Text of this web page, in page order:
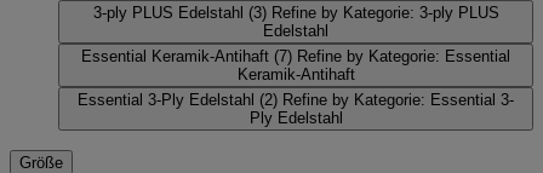
3-ply PLUS Edelstahl (3) Refine by Kategorie: 3-ply PLUS
Edelstahl
Essential Keramik-Antihaft (7) Refine by Kategorie: Essential
Keramik-Antihaft
Essential 3-Ply Edelstahl (2) Refine by Kategorie: Essential 3-
Ply Edelstahl
Größe